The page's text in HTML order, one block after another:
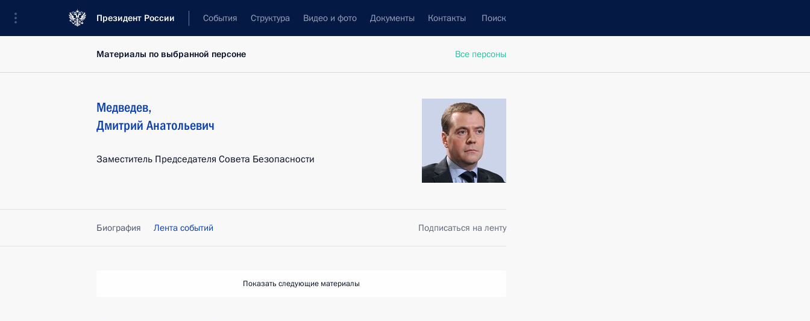
Президент России События Структура Видео и фото Документы Контакты Поиск
Все персоны
Материалы по выбранной персоне
Медведев,
Дмитрий Анатольевич
Заместитель Председателя Совета Безопасности
Биография Лента событий Подписаться на ленту
Показать следующие материалы